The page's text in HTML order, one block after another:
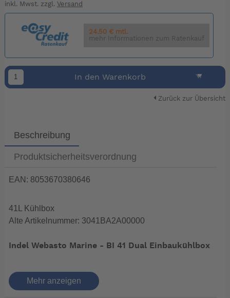
inkl. Mwst. zzgl. Versand
24.50 € mtl.
mehr Informationen zum Ratenkauf
In den Warenkorb
Zurück zur Übersicht
Beschreibung
Produktsicherheitsverordnung
EAN: 8053670380646
41L Kühlbox
Alte Artikelnummer: 3041BA2A00000
Indel Webasto Marine - BI 41 Dual Einbaukühlbox
Die BI 41 ist eine Kühl- und Gefrierbox mit
Edelstahlauskleidung, Kunststoffboden und
Mehr anzeigen